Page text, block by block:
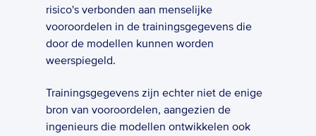
risico's verbonden aan menselijke
vooroordelen in de trainingsgegevens die
door de modellen kunnen worden
weerspiegeld.
Trainingsgegevens zijn echter niet de enige
bron van vooroordelen, aangezien de
ingenieurs die modellen ontwikkelen ook